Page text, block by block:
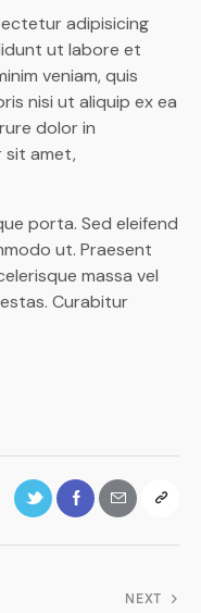
adipisicing
ut labore et
veniam, quis
nisi ut aliquip ex ea
dolor in
sit amet,
porta. Sed eleifend
ut. Praesent
massa vel
Curabitur
NEXT